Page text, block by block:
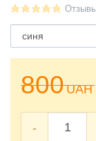
800UAH
-